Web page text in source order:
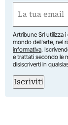
Nome
(Obbligatorio)
Artribune Srl utilizza
mondo dell'arte, nel
informativa.
e trattati secondo le
disiscriverti in
Iscriviti